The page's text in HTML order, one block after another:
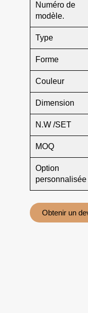
Numéro de
modèle.
Type
Forme
Couleur
Dimension
N.W /SET
MOQ
Option
personnalisée
Obtenir un